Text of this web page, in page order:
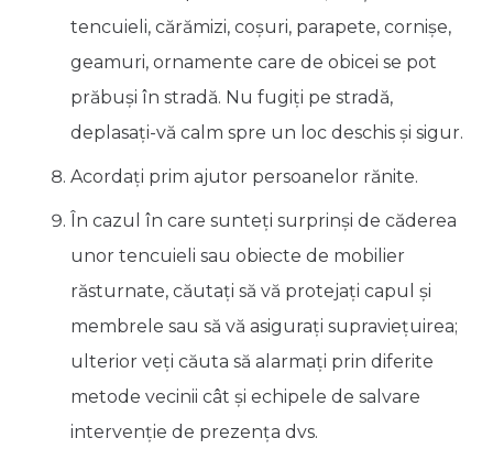
tencuieli, cărămizi, coşuri, parapete, cornişe,
geamuri, ornamente care de obicei se pot
prăbuşi în stradă. Nu fugiţi pe stradă,
deplasaţi-vă calm spre un loc deschis şi sigur.
Acordaţi prim ajutor persoanelor rănite.
În cazul în care sunteţi surprinşi de căderea
unor tencuieli sau obiecte de mobilier
răsturnate, căutaţi să vă protejaţi capul şi
membrele sau să vă asiguraţi supravieţuirea;
ulterior veţi căuta să alarmaţi prin diferite
metode vecinii cât şi echipele de salvare
intervenţie de prezenţa dvs.